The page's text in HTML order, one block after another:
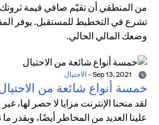
من المنطقي أن تقيّم صافي قيمة ثروتك
تشرع في التخطيط للمستقبل. يوفر
وضعك المالي الحالي.
- الاحتيال
خمسة أنواع شائعة من
لقد منحنا الإنترنت مزايا لا حصر لها،
علينا العديد من المخاطر أيضًا،